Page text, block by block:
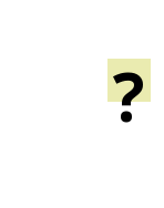
?